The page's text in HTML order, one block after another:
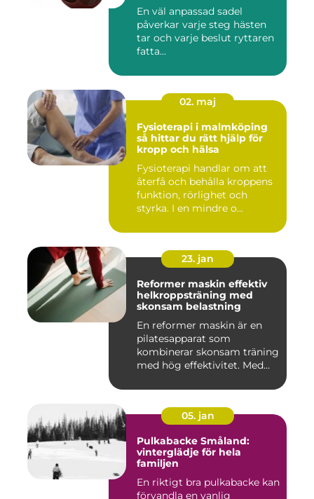
En väl anpassad sadel
påverkar varje steg hästen
tar och varje beslut ryttaren
fatta...
02. maj
Fysioterapi i malmköping
så hittar du rätt hjälp för
kropp och hälsa
Fysioterapi handlar om att
återfå och behålla kroppens
funktion, rörlighet och
styrka. I en mindre o...
23. jan
Reformer maskin effektiv
helkroppsträning med
skonsam belastning
En reformer maskin är en
pilatesapparat som
kombinerar skonsam träning
med hög effektivitet. Med
05. jan
Pulkabacke Småland:
vinterglädje för hela
familjen
En riktigt bra pulkabacke kan
förvandla en vanlig